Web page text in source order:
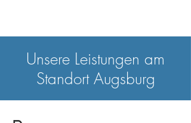
Unsere Leistungen am
Standort Augsburg